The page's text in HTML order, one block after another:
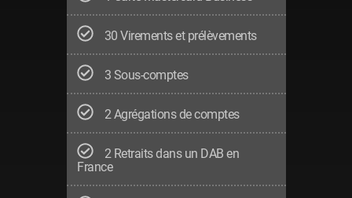
30 Virements et prélèvements
3 Sous-comptes
2 Agrégations de comptes
2 Retraits dans un DAB en
France